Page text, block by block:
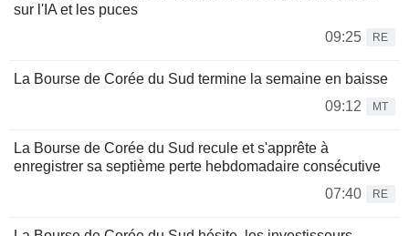
sur l'IA et les puces
09:25
RE
La Bourse de Corée du Sud termine la semaine en baisse
09:12
MT
La Bourse de Corée du Sud recule et s'apprête à
enregistrer sa septième perte hebdomadaire consécutive
07:40
RE